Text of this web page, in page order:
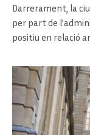
Darrerament, la
per part de
positiu en relació